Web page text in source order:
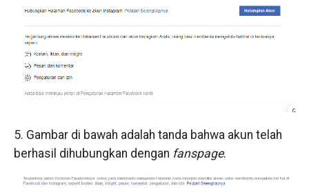
5. Gambar di bawah adalah tanda bahwa akun telah
berhasil dihubungkan dengan fanspage.